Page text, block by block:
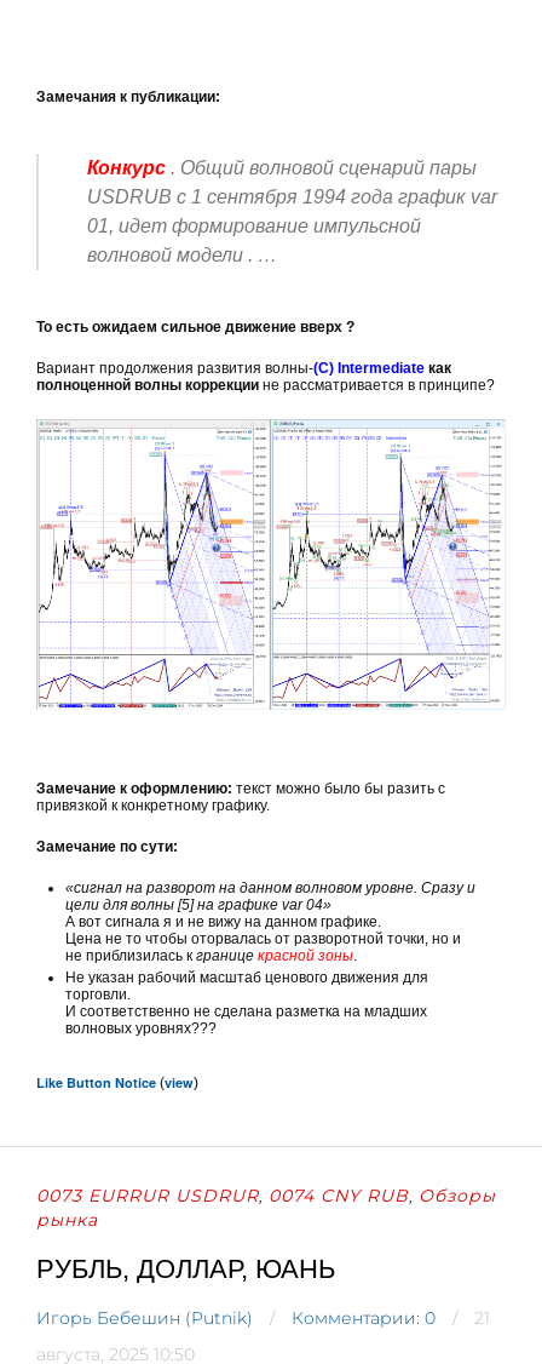
Замечания к публикации:
Конкурс . Общий волновой сценарий пары
USDRUB c 1 сентября 1994 года график var
01, идет формирование импульсной
волновой модели . …
То есть ожидаем сильное движение вверх ?
Вариант продолжения развития волны-(С) Intermediate как
полноценной волны коррекции не рассматривается в принципе?
Замечание к оформлению: текст можно было бы разить с
привязкой к конкретному графику.
Замечание по сути:
«сигнал на разворот на данном волновом уровне. Сразу и
цели для волны [5] на графике var 04»
А вот сигнала я и не вижу на данном графике.
Цена не то чтобы оторвалась от разворотной точки, но и
не приблизилась к границе красной зоны.
Не указан рабочий масштаб ценового движения для
торговли.
И соответственно не сделана разметка на младших
волновых уровнях???
Like Button Notice (view)
0073 EURRUR USDRUR, 0074 CNY RUB, Обзоры
рынка
РУБЛЬ, ДОЛЛАР, ЮАНЬ
Игорь Бебешин (Putnik) Комментарии: 0
21
августа, 2025 10:50